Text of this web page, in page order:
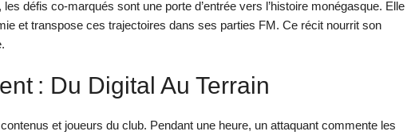
défis co-marqués sont une porte d’entrée vers l’histoire monégasque. Elle
et transpose ces trajectoires dans ses parties FM. Ce récit nourrit son
: Du Digital Au Terrain
et joueurs du club. Pendant une heure, un attaquant commente les